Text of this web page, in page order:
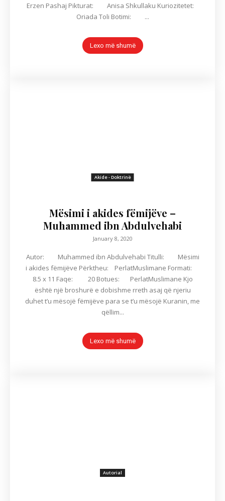
Erzen Pashaj Pikturat: Anisa Shkullaku Kuriozitetet:
Oriada Toli Botimi: ...
Lexo më shumë
Akide - Doktrinë
Mësimi i akides fëmijëve –
Muhammed ibn Abdulvehabi
January 8, 2020
Autor: Muhammed ibn Abdulvehabi Titulli: Mësimi
i akides fëmijëve Përktheu: PerlatMuslimane Formati:
8.5 x 11 Faqe: 20 Botues: PerlatMuslimane Kjo
është një broshurë e dobishme rreth asaj që njeriu
duhet t’u mësojë fëmijëve para se t’u mësojë Kuranin, me
qëllim...
Lexo më shumë
Autorial